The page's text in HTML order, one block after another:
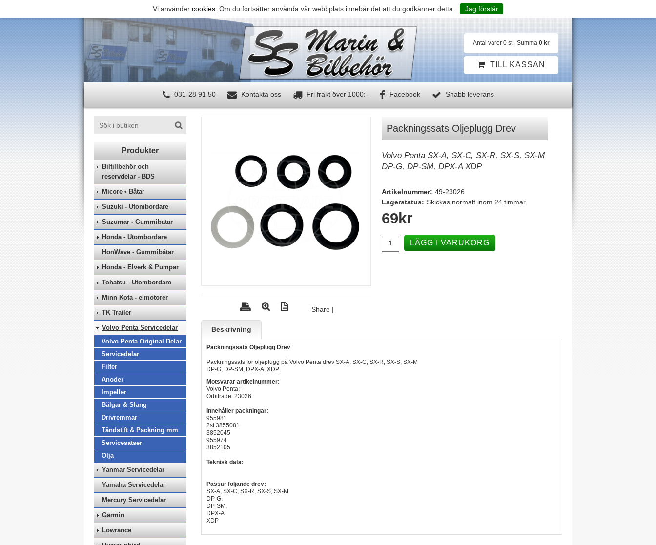
Vi använder cookies. Om du fortsätter använda vår webbplats innebär det att du godkänner detta. Jag förstår
Antal varor 0 st Summa 0 kr
TILL KASSAN
031-28 91 50 Kontakta oss Fri frakt över 1000:- Facebook Snabb leverans
Biltillbehör och
reservdelar - BDS
Micore • Båtar
Suzuki - Utombordare
Suzumar - Gummibåtar
Honda - Utombordare
HonWave - Gummibåtar
Honda - Elverk & Pumpar
Tohatsu - Utombordare
Minn Kota - elmotorer
TK Trailer
Volvo Penta Servicedelar
Volvo Penta Original Delar
Servicedelar
Filter
Anoder
Impeller
Bälgar & Slang
Drivremmar
Tändstift & Packning mm
Servicesatser
Olja
Yanmar Servicedelar
Yamaha Servicedelar
Mercury Servicedelar
Garmin
Lowrance
Share |
Packningssats Oljeplugg Drev
Volvo Penta SX-A, SX-C, SX-R, SX-S, SX-M
DP-G, DP-SM, DPX-A XDP
Artikelnummer: 49-23026
Lagerstatus: Skickas normalt inom 24 timmar
69kr
LÄGG I VARUKORG
Beskrivning
Packningssats Oljeplugg Drev
Packningssats för oljeplugg på Volvo Penta drev SX-A, SX-C, SX-R, SX-S, SX-M
DP-G, DP-SM, DPX-A, XDP.
Motsvarar artikelnummer:
Volvo Penta: -
Orbitrade: 23026
Innehåller packningar:
955981
2st 3855081
3852045
955974
3852105
Teknisk data:
Passar följande drev:
SX-A, SX-C, SX-R, SX-S, SX-M
DP-G,
DP-SM,
DPX-A
XDP